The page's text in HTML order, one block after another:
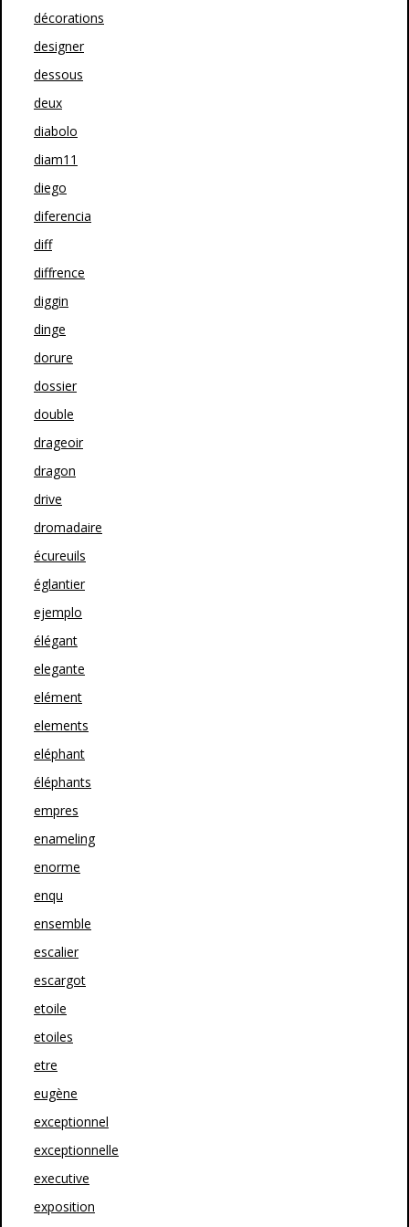
décorations
designer
dessous
deux
diabolo
diam11
diego
diferencia
diff
diffrence
diggin
dinge
dorure
dossier
double
drageoir
dragon
drive
dromadaire
écureuils
églantier
ejemplo
élégant
elegante
elément
elements
eléphant
éléphants
empres
enameling
enorme
enqu
ensemble
escalier
escargot
etoile
etoiles
etre
eugène
exceptionnel
exceptionnelle
executive
exposition